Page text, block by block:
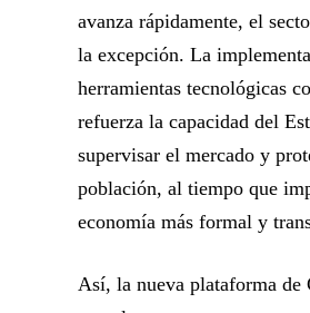
avanza rápidamente, el
la excepción. La
herramientas tecnológicas
refuerza la capacidad del
supervisar el mercado y
población, al tiempo que
economía más formal y
Así, la nueva plataforma de